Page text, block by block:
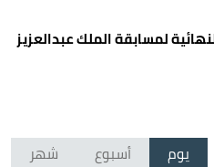
لمسابقة الملك عبدالعزيز
يوم أسبوع شهر